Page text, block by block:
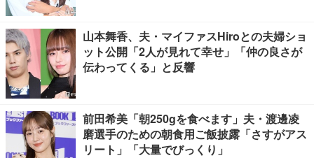
山本舞香、夫・マイファスHiroとの夫婦ショ
ット公開「2人が見れて幸せ」「仲の良さが
伝わってくる」と反響
前田希美「朝250gを食べます」夫・渡邊凌
磨選手のための朝食用ご飯披露「さすがアス
リート」「大量でびっくり」